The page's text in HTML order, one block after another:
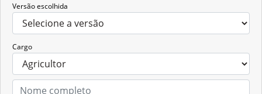
Versão escolhida
Cargo